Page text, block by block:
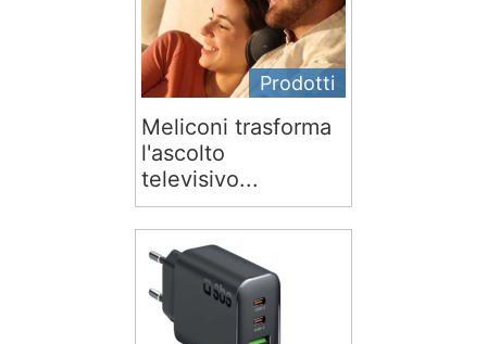
Prodotti
Meliconi trasforma
l'ascolto
televisivo...